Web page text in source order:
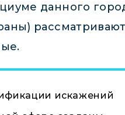
данного
искажений